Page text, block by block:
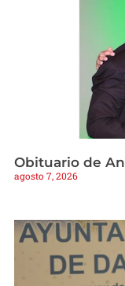
Obituario de
agosto 7, 2026